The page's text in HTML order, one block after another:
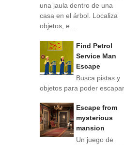
una jaula dentro de una
casa en el árbol. Localiza
objetos, e...
Find Petrol
Service Man
Escape
Busca pistas y
objetos para poder escapar.
Escape from
mysterious
mansion
Un juego de